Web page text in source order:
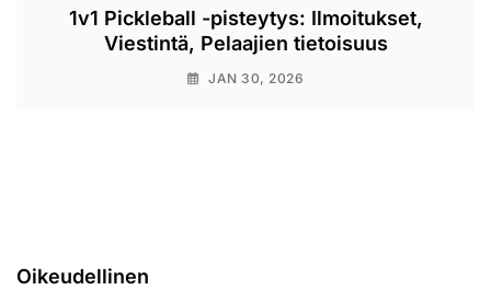
1v1 Pickleball -pisteytys: Ilmoitukset,
Viestintä, Pelaajien tietoisuus
JAN 30, 2026
Oikeudellinen